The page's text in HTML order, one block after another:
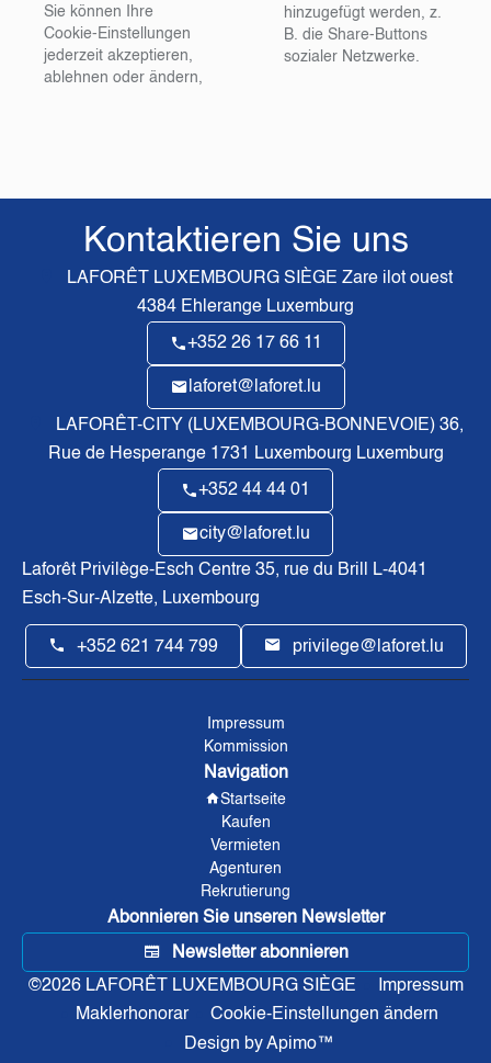
Sie können Ihre
Cookie-Einstellungen
jederzeit akzeptieren,
ablehnen oder ändern,
hinzugefügt werden, z.
B. die Share-Buttons
sozialer Netzwerke.
Kontaktieren Sie uns
LAFORÊT LUXEMBOURG SIÈGE Zare ilot ouest
4384 Ehlerange Luxemburg
+352 26 17 66 11
laforet@laforet.lu
LAFORÊT-CITY (LUXEMBOURG-BONNEVOIE) 36,
Rue de Hesperange 1731 Luxembourg Luxemburg
+352 44 44 01
city@laforet.lu
Laforêt Privilège-Esch Centre 35, rue du Brill L-4041
Esch-Sur-Alzette, Luxembourg
+352 621 744 799 privilege@laforet.lu
Impressum
Kommission
Navigation
Startseite
Kaufen
Vermieten
Agenturen
Rekrutierung
Abonnieren Sie unseren Newsletter
Newsletter abonnieren
©2026 LAFORÊT LUXEMBOURG SIÈGE
Impressum
Maklerhonorar
Cookie-Einstellungen ändern
Design byApimo™